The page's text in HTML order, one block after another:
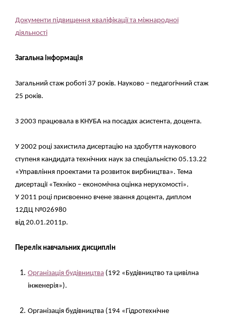
Документи підвищення кваліфікації та міжнародної
діяльності
Загальна інформація
Загальний стаж роботі 37 років. Науково – педагогічний стаж
25 років.
З 2003 працювала в КНУБА на посадах асистента, доцента.
У 2002 році захистила дисертацію на здобуття наукового
ступеня кандидата технічних наук за спеціальністю 05.13.22
«Управління проектами та розвиток вирбництва». Тема
дисертації «Техніко – економічна оцінка нерухомості».
У 2011 році присвоенно вчене звання доцента, диплом
12ДЦ №026980
від 20.01.2011р.
Перелік навчальних дисциплін
Організація будівництва (192 «Будівництво та цивілна
інженерія»).
Організація будівництва (194 «Гідротехнічне